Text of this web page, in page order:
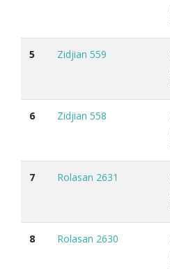
5 Zidjian 559
6 Zidjian 558
7 Rolasan 2631
8 Rolasan 2630